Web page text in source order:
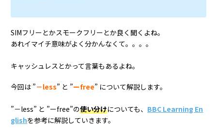
SIMフリーとかスモークフリーとか良く聞くよね。
あれイマイチ意味がよく分かんなくて。。。。
キャッシュレスとかって言葉もあるよね。
今回は ”－less” と ”ーfree” について解説します。
”－less” と ”ーfree”の使い分けについても、 BBC Learning En
glishを参考に解説していきます。